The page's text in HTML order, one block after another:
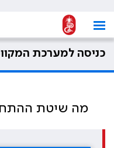
כניסה למערכת
מה שיטת